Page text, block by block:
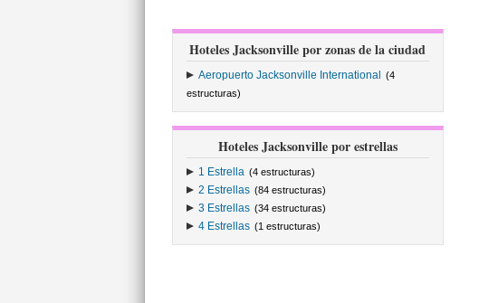
Hoteles Jacksonville por zonas de la ciudad
Aeropuerto Jacksonville International
(4
estructuras)
Hoteles Jacksonville por estrellas
1 Estrella (4 estructuras)
2 Estrellas (84 estructuras)
3 Estrellas (34 estructuras)
4 Estrellas (1 estructuras)